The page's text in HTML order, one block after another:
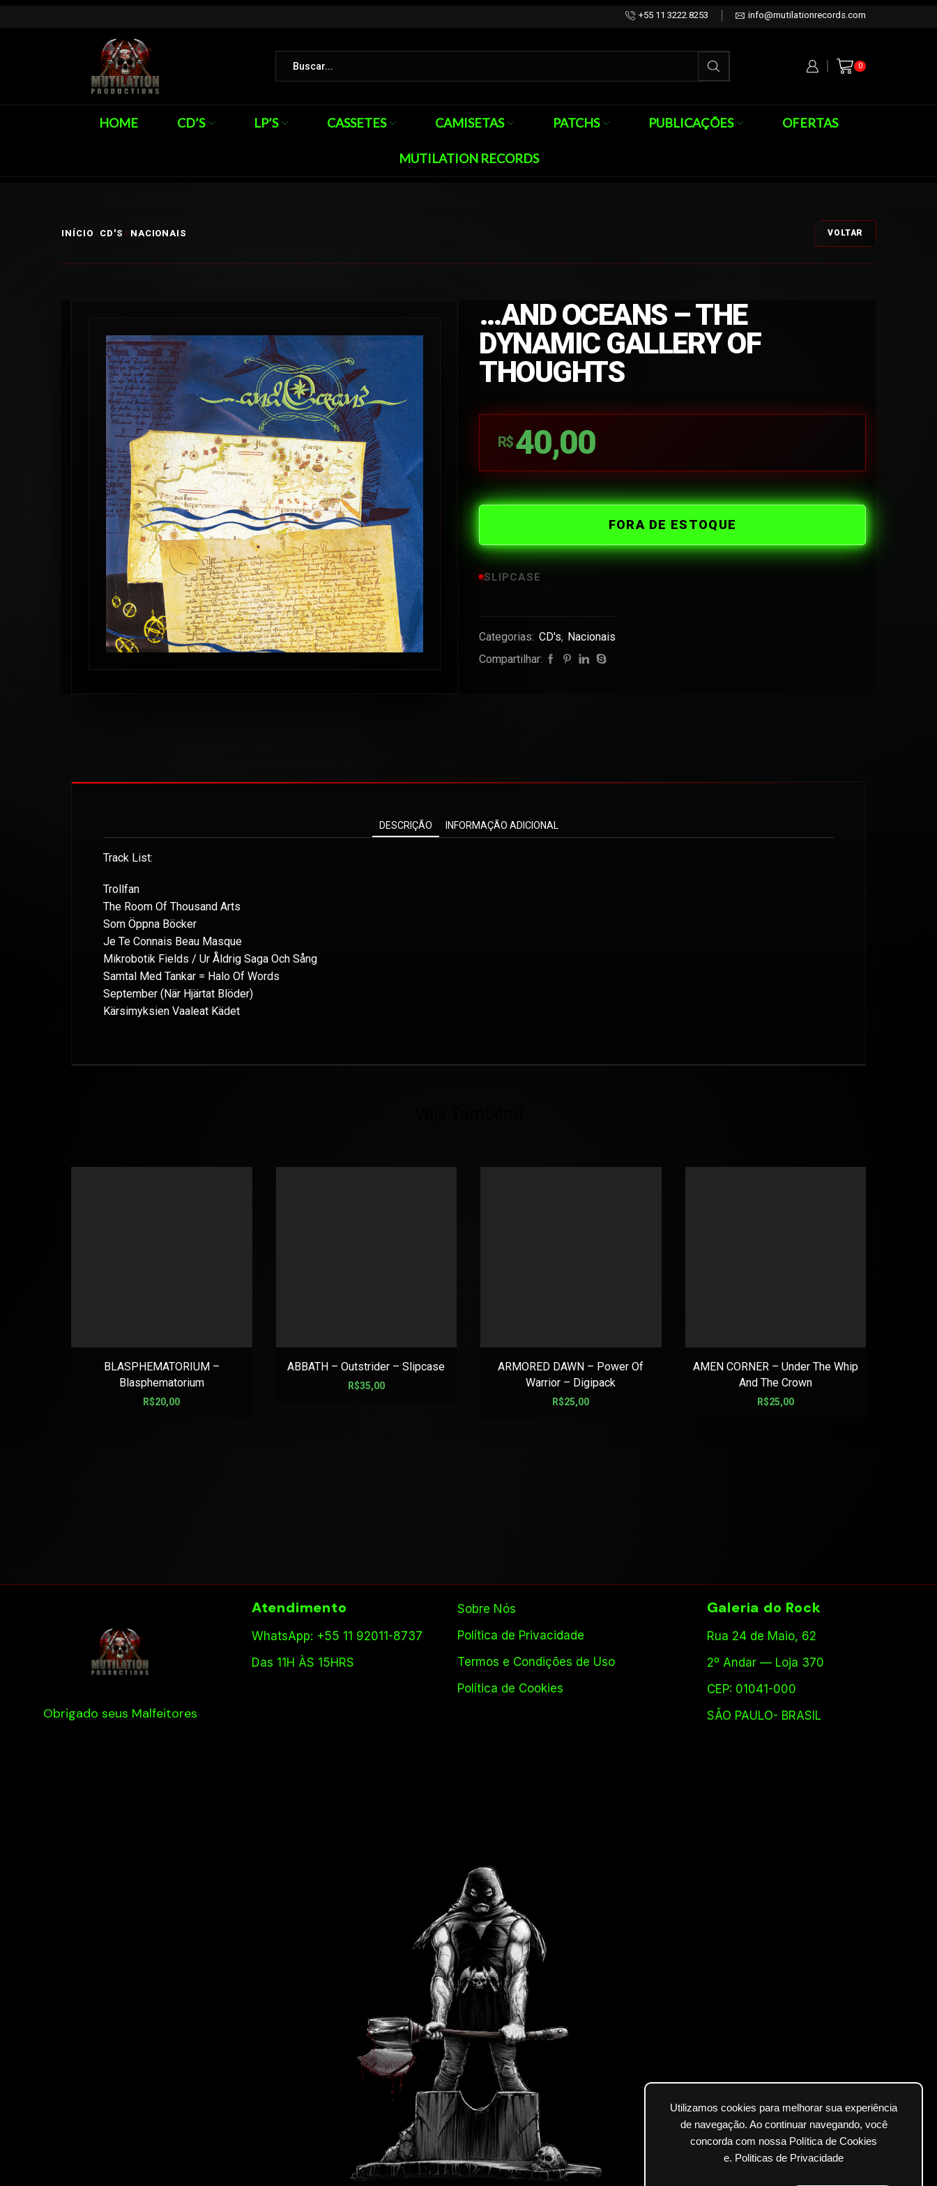
Utilizamos cookies para melhorar sua experiência
de navegação. Ao continuar navegando, você
concorda com nossa Política de Cookies
e. Politicas de Privacidade
+55 11 3222.8253 info@mutilationrecords.com
0
HOME CD’S LP’S CASSETES CAMISETAS PATCHS PUBLICAÇÕES OFERTAS
MUTILATION RECORDS
INÍCIO CD'S NACIONAIS VOLTAR
…AND OCEANS – THE
DYNAMIC GALLERY OF
THOUGHTS
R$ 40,00
FORA DE ESTOQUE
SLIPCASE
Categorias: CD's, Nacionais
Compartilhar:
DESCRIÇÃO INFORMAÇÃO ADICIONAL
Track List:
Trollfan
The Room Of Thousand Arts
Som Öppna Böcker
Je Te Connais Beau Masque
Mikrobotik Fields / Ur Åldrig Saga Och Sång
Samtal Med Tankar = Halo Of Words
September (När Hjärtat Blöder)
Kärsimyksien Vaaleat Kädet
BLASPHEMATORIUM –
Blasphematorium
R$20,00
ABBATH – Outstrider – Slipcase
R$35,00
ARMORED DAWN – Power Of
Warrior – Digipack
R$25,00
AMEN CORNER – Under The Whip
And The Crown
R$25,00
Obrigado seus Malfeitores
Atendimento
WhatsApp: +55 11 92011-8737
Das 11H ÀS 15HRS
Sobre Nós
Política de Privacidade
Termos e Condições de Uso
Política de Cookies
Galeria do Rock
Rua 24 de Maio, 62
2º Andar — Loja 370
CEP: 01041-000
SÃO PAULO- BRASIL